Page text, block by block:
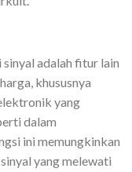
adalah fitur lain
khususnya
yang
dalam
ini memungkinkan
yang melewati